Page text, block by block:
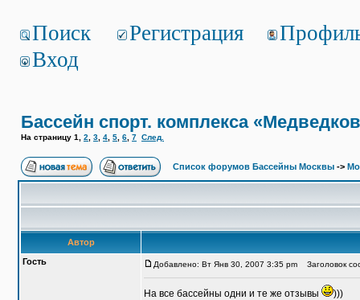
Поиск Регистрация
Вход
Бассейн спорт. комплекса
На страницу 1 2 3 4 5 6 7 След.
Список форумов Бассейны Москвы ->
Автор
Гость
Добавлено: Вт Янв 30, 2007 3:35 pm Заголовок
На все бассейны одни и те же отзывы )))